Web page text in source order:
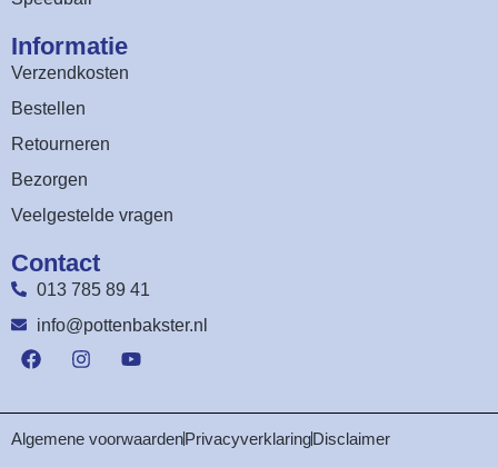
Informatie
Verzendkosten
Bestellen
Retourneren
Bezorgen
Veelgestelde vragen
Contact
013 785 89 41
info@pottenbakster.nl
Algemene voorwaardenPrivacyverklaringDisclaimer